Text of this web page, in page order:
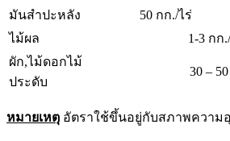
มันสำปะหลัง
50 กก./ไร่
ไม้ผล
1-3 กก
ผัก,ไม้ดอกไม้
ประดับ
30 –
หมายเหตุ อัตราใช้ขึ้นอยู่กับสภาพควา